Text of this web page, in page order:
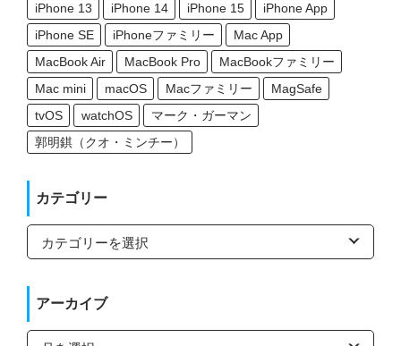
iPhone 13
iPhone 14 iPhone 15
iPhone App
iPhone SE
iPhoneファミリー
Mac App
MacBook Air
MacBook Pro
MacBookファミリー
Mac mini
macOS Macファミリー
MagSafe
tvOS
watchOS
マーク・ガーマン
郭明錤（クオ・ミンチー）
カテゴリー
カ
ゴ
ー
アーカイブ
ア